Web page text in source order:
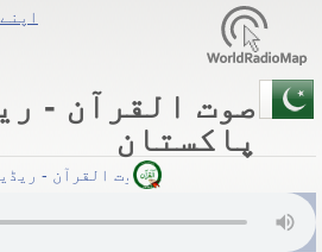
صوت القرآن -
پاکستان
صوت القرآن -